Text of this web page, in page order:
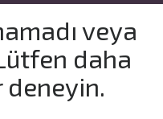
veya
daha